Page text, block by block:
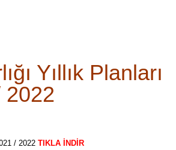
Yıllık Planları
2022
/ 2022 TIKLA İNDİR